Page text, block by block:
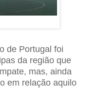
de Portugal foi
da região que
mas, ainda
em relação aquilo